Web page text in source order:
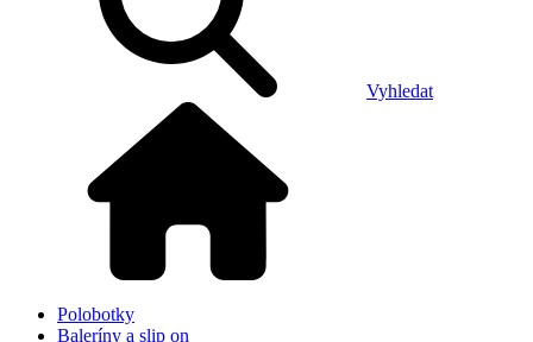
Vyhledat
Polobotky
Baleríny a slip on